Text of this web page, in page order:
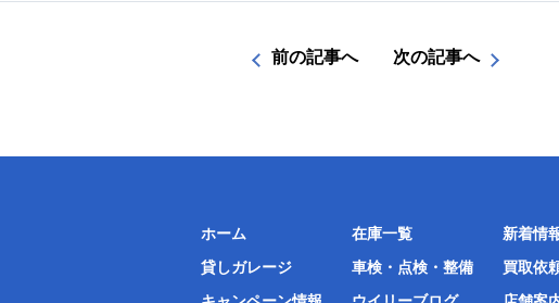
前の記事へ 次の記事へ
ホーム 在庫一覧 新着情
貸しガレージ
車検・点検・整備 買取依